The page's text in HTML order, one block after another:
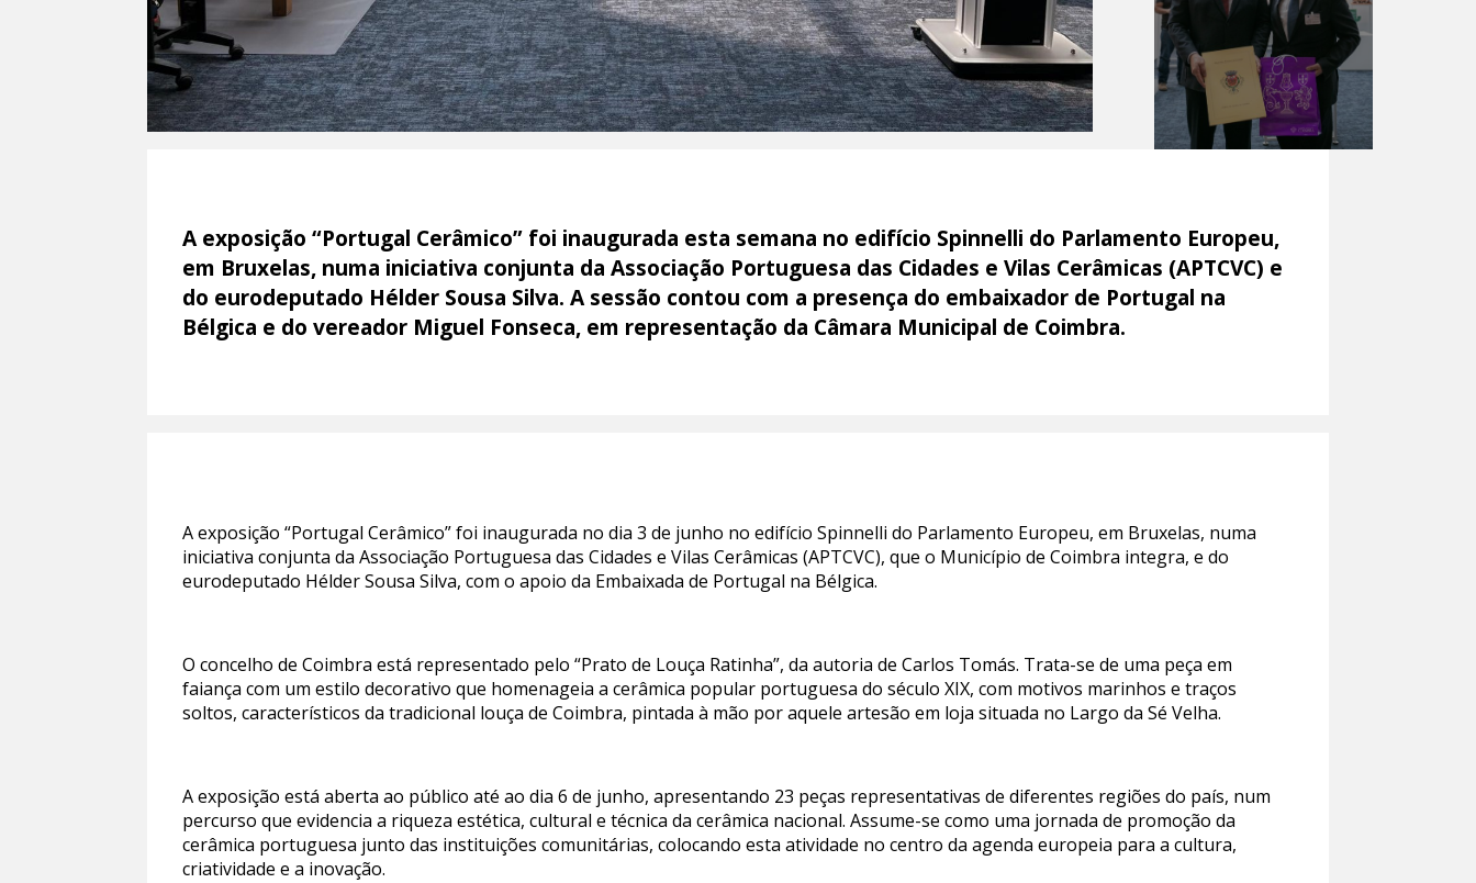
A exposição “Portugal Cerâmico” foi inaugurada esta semana no edifício Spinnelli do Parlamento Europeu,
em Bruxelas, numa iniciativa conjunta da Associação Portuguesa das Cidades e Vilas Cerâmicas (APTCVC) e
do eurodeputado Hélder Sousa Silva. A sessão contou com a presença do embaixador de Portugal na
Bélgica e do vereador Miguel Fonseca, em representação da Câmara Municipal de Coimbra.
A exposição “Portugal Cerâmico” foi inaugurada no dia 3 de junho no edifício Spinnelli do Parlamento Europeu, em Bruxelas, numa
iniciativa conjunta da Associação Portuguesa das Cidades e Vilas Cerâmicas (APTCVC), que o Município de Coimbra integra, e do
eurodeputado Hélder Sousa Silva, com o apoio da Embaixada de Portugal na Bélgica.
O concelho de Coimbra está representado pelo “Prato de Louça Ratinha”, da autoria de Carlos Tomás. Trata-se de uma peça em
faiança com um estilo decorativo que homenageia a cerâmica popular portuguesa do século XIX, com motivos marinhos e traços
soltos, característicos da tradicional louça de Coimbra, pintada à mão por aquele artesão em loja situada no Largo da Sé Velha.
A exposição está aberta ao público até ao dia 6 de junho, apresentando 23 peças representativas de diferentes regiões do país, num
percurso que evidencia a riqueza estética, cultural e técnica da cerâmica nacional. Assume-se como uma jornada de promoção da
cerâmica portuguesa junto das instituições comunitárias, colocando esta atividade no centro da agenda europeia para a cultura,
criatividade e a inovação.